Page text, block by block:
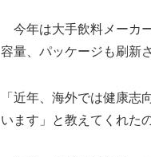
今年は大手飲料メーカ
容量、パッケージも刷新
「近年、海外では健康
います」と教えてくれた